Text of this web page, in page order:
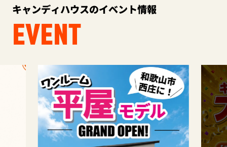
キャンディハウスのイベント情報
EVENT